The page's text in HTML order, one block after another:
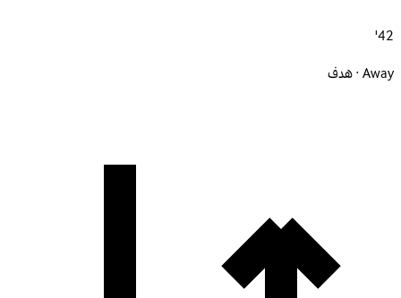
42'
Away · هدف